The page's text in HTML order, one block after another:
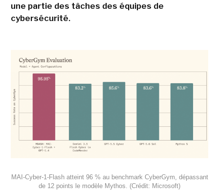
une partie des tâches des équipes de
cybersécurité.
MAI-Cyber-1-Flash atteint 96 % au benchmark CyberGym, dépassant
de 12 points le modèle Mythos. (Crédit: Microsoft)